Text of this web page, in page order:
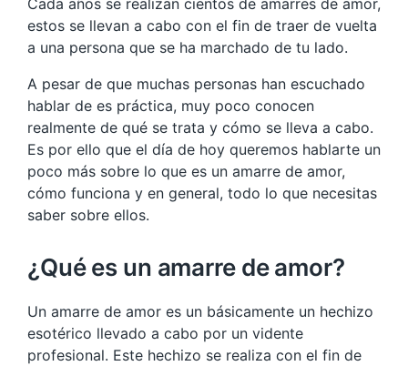
Cada años se realizan cientos de amarres de amor,
estos se llevan a cabo con el fin de traer de vuelta
a una persona que se ha marchado de tu lado.
A pesar de que muchas personas han escuchado
hablar de es práctica, muy poco conocen
realmente de qué se trata y cómo se lleva a cabo.
Es por ello que el día de hoy queremos hablarte un
poco más sobre lo que es un amarre de amor,
cómo funciona y en general, todo lo que necesitas
saber sobre ellos.
¿Qué es un amarre de amor?
Un amarre de amor es un básicamente un hechizo
esotérico llevado a cabo por un vidente
profesional. Este hechizo se realiza con el fin de